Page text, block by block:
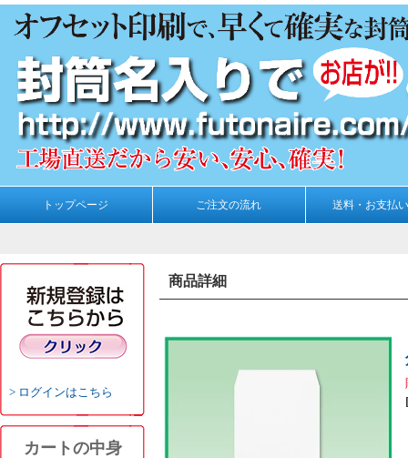
トップページ ご注文の流れ 送料・お支払
ログインはこちら
カートの中身
商品詳細